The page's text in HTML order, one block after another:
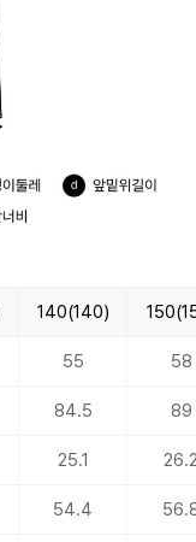
140(140)
55 58
84.5 89
25.1
54.4